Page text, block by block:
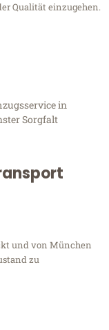
Qualität einzugehen.
in
Sorgfalt
und von München
zu